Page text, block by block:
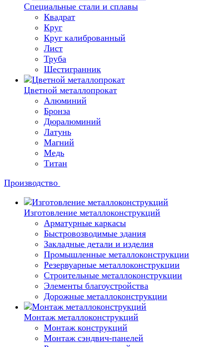
Специальные стали и сплавы
Квадрат
Круг
Круг калиброванный
Лист
Труба
Шестигранник
Цветной металлопрокат
Алюминий
Бронза
Дюралюминий
Латунь
Магний
Медь
Титан
Производство
Изготовление металлоконструкций
Арматурные каркасы
Быстровозводимые здания
Закладные детали и изделия
Промышленные металлоконструкции
Резервуарные металлоконструкции
Строительные металлоконструкции
Элементы благоустройства
Дорожные металлоконструкции
Монтаж металлоконструкций
Монтаж конструкций
Монтаж сэндвич-панелей